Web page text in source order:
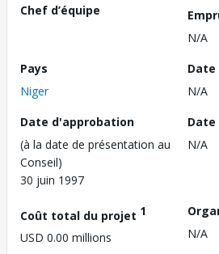
Chef d’équipe
N/A
Pays
Niger
N/A
Date d'approbation
(à la date de présentation au
Conseil)
30 juin 1997
N/A
Coût total du projet 1
USD 0.00 millions
N/A